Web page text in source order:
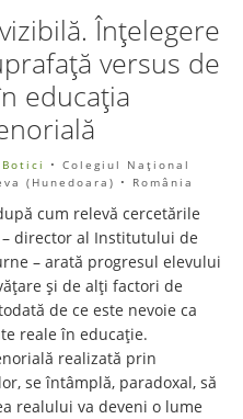
Înțelegere
versus de
educația
• Colegiul Național
(Hunedoara) • România
cum relevă cercetările
– director al Institutului de
– arată progresul elevului
și de alți factori de
de ce este nevoie ca
reale în educație.
realizată prin
se întâmplă, paradoxal, să
realului va deveni o lume